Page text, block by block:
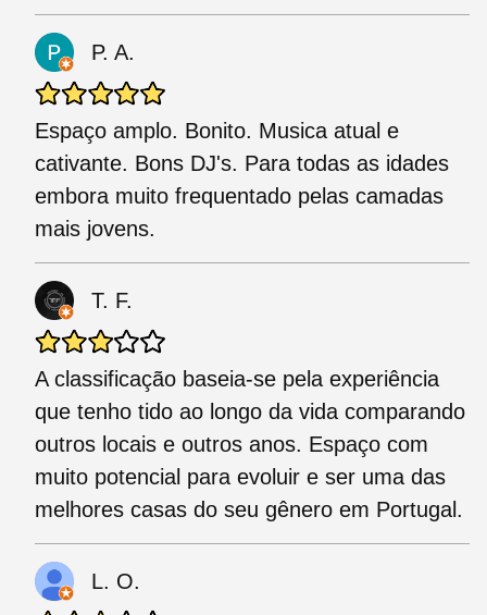
P. A.
Espaço amplo. Bonito. Musica atual e
cativante. Bons DJ's. Para todas as idades
embora muito frequentado pelas camadas
mais jovens.
T. F.
A classificação baseia-se pela experiência
que tenho tido ao longo da vida comparando
outros locais e outros anos. Espaço com
muito potencial para evoluir e ser uma das
melhores casas do seu gênero em Portugal.
L. O.